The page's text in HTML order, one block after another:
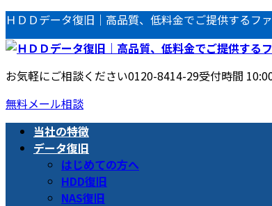
コ
ン
テ
ン
ツ
へ
ス
ナ
ビ
ゲ
ー
シ
ョ
ン
ＨＤＤデータ復旧｜高品質、低料金でご提供するフ
お気軽にご相談ください0120-8414-29受付時間
無料メール相談
当社の特徴
データ復旧
はじめての方へ
HDD復旧
NAS復旧